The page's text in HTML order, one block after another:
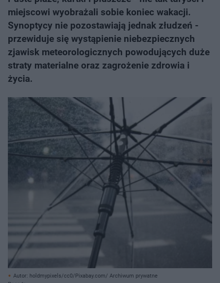
miejscowi wyobrażali sobie koniec wakacji.
Synoptycy nie pozostawiają jednak złudzeń -
przewiduje się wystąpienie niebezpiecznych
zjawisk meteorologicznych powodujących duże
straty materialne oraz zagrożenie zdrowia i
życia.
Autor: holdmypixels/cc0/Pixabay.com/ Archiwum prywatne